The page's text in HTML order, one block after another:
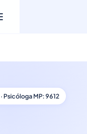
· Psicóloga MP: 9612